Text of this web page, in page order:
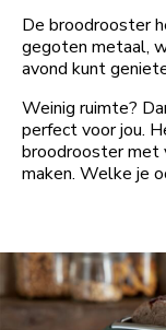
De broodrooster
gegoten metaal,
avond kunt
Weinig ruimte?
perfect voor jou.
broodrooster met
maken. Welke je